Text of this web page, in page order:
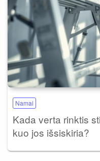
Namai
Kada verta rinktis
kuo jos išsiskiria?